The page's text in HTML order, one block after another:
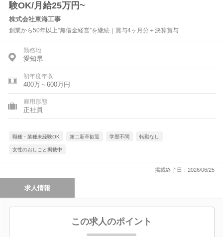
験OK/月給25万円~
株式会社東海工事
創業から50年以上”無借金経営”を継続｜賞与4ヶ月分＋決算賞与
勤務地
愛知県
初年度年収
400万～600万円
雇用形態
正社員
職種・業種未経験OK 第二新卒歓迎 学歴不問 転勤なし
女性のおしごと掲載中
掲載終了日：2026/06/25
求人情報
この求人のポイント